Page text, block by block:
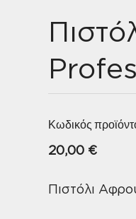
Κωδικός
20,00 €
Πιστόλι